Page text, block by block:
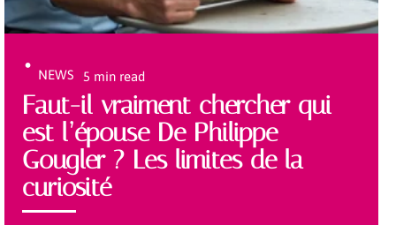
NEWS 5 min read
Faut-il vraiment chercher qui
est l’épouse De Philippe
Gougler ? Les limites de la
curiosité